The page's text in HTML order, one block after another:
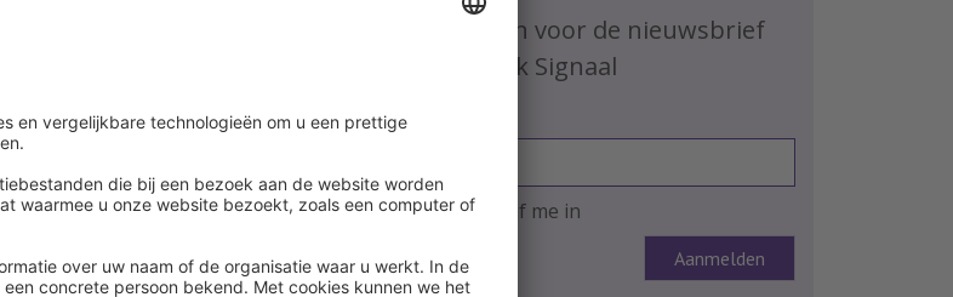
Schrijf je in voor de nieuwsbrief
HR Praktijk Signaal
E-mailadres
Ja, ik schrijf me in